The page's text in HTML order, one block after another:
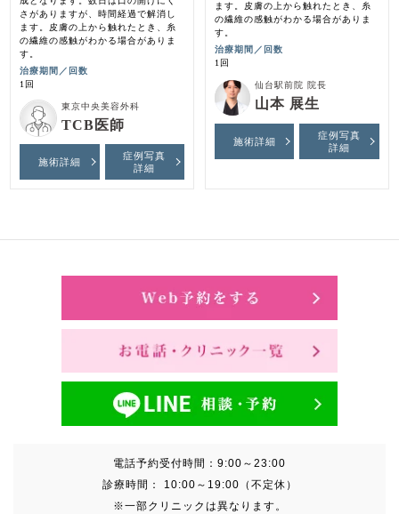
さがありますが、時間経過で解消し
ます。皮膚の上から触れたとき、糸
の繊維の感触がわかる場合がありま
す。
治療期間／回数
1回
東京中央美容外科
TCB医師
施術詳細
症例写真
詳細
ます。皮膚の上から触れたとき、糸
の繊維の感触がわかる場合がありま
す。
治療期間／回数
1回
仙台駅前院 院長
山本 展生
施術詳細
症例写真
詳細
電話予約受付時間： 9:00～23:00
診療時間：
10:00～19:00（不定休）
※一部クリニックは異なります。